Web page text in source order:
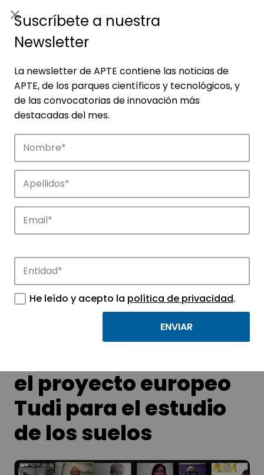
Noticias
Conoce las noticias más destacadas de
APTE y sus parques científicos y
tecnológicos.
el proyecto europeo
Tudi para el estudio
de los suelos
Suscríbete a nuestra
Newsletter
La newsletter de APTE contiene las noticias de
APTE, de los parques científicos y tecnológicos, y
de las convocatorias de innovación más
destacadas del mes.
He leído y acepto la política de privacidad.